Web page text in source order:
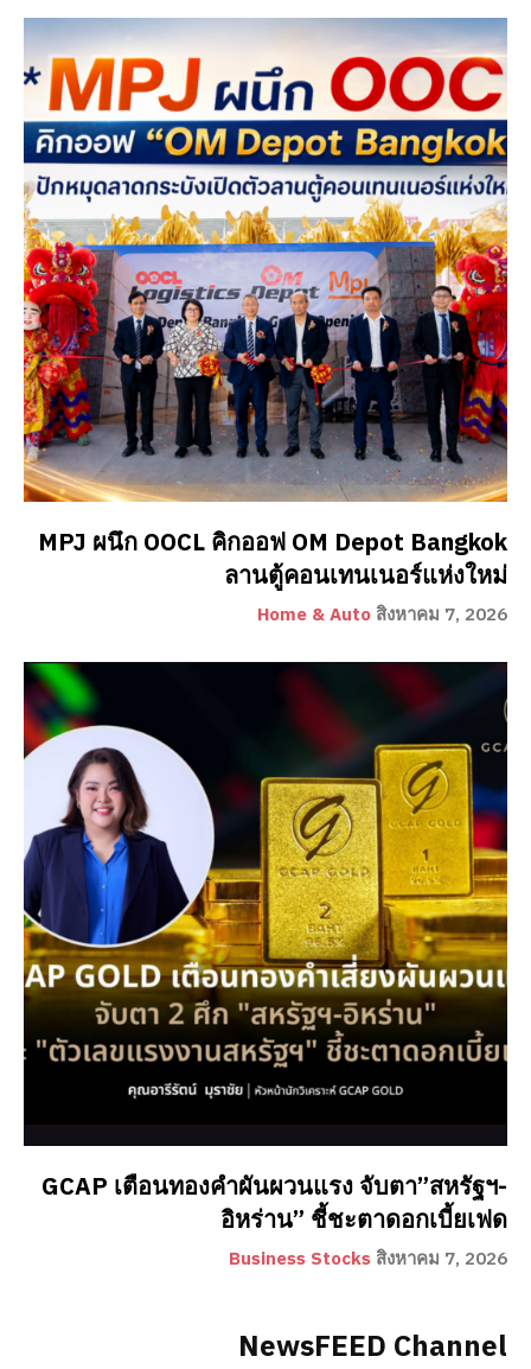
MPJ ผนึก OOCL คิกออฟ OM Depot Bangkok
ลานตู้คอนเทนเนอร์แห่งใหม่
Home & Auto สิงหาคม 7, 2026
GCAP เตือนทองคำผันผวนแรง จับตา”สหรัฐฯ-
อิหร่าน” ชี้ชะตาดอกเบี้ยเฟด
Business Stocks สิงหาคม 7, 2026
NewsFEED Channel